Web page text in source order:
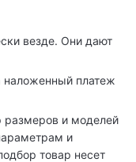
везде. Они дают
наложенный платеж
и моделей
и
товар несет